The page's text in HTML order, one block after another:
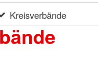
Kreisverbände